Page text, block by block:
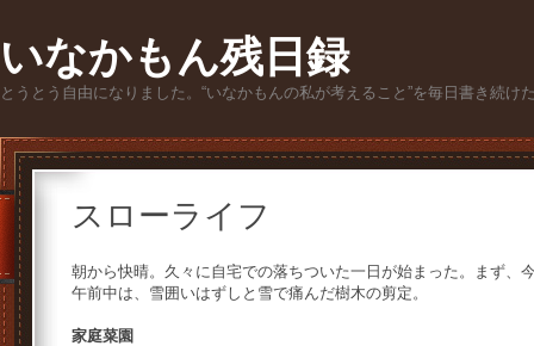
いなかもん残日録
とうとう自由になりました。“いなかもんの私が考えること”を毎日書き続け
スローライフ
朝から快晴。久々に自宅での落ちついた一日が始まった。まず、
午前中は、雪囲いはずしと雪で痛んだ樹木の剪定。
家庭菜園